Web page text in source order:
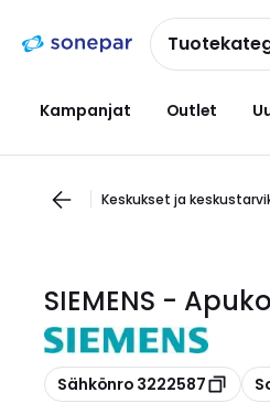
navigointiinsisältöön
Kampanjat Outlet
Keskukset ja
SIEMENS -
Kopioi
Sähkönro 3222587